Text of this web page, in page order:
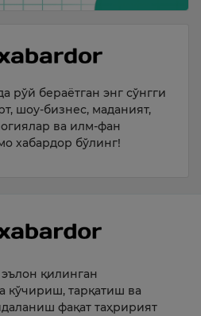
рўй бераётган энг сўнгги
шоу-бизнес, маданият,
ва илм-фан
хабардор бўлинг!
қилинган
кўчириш, тарқатиш ва
фақат таҳририят